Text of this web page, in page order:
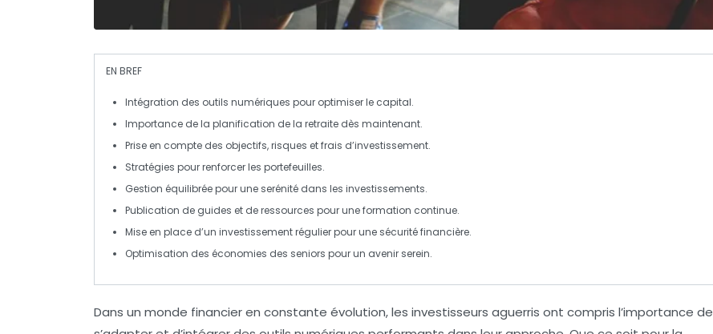
EN BREF
Intégration des outils numériques pour optimiser le capital.
Importance de la planification de la retraite dès maintenant.
Prise en compte des objectifs,risques etfrais d’investissement.
Stratégies pourrenforcer les portefeuilles.
Gestion équilibréepour une serénité dans les investissements.
Publication de guides et de ressources pour uneformation continue.
Mise en place d’un investissement régulierpour une sécurité financière.
Optimisation des économies des seniors pour un avenir serein.
Dans un monde financier en constante évolution, les investisseurs aguerris ont compris l’importance de